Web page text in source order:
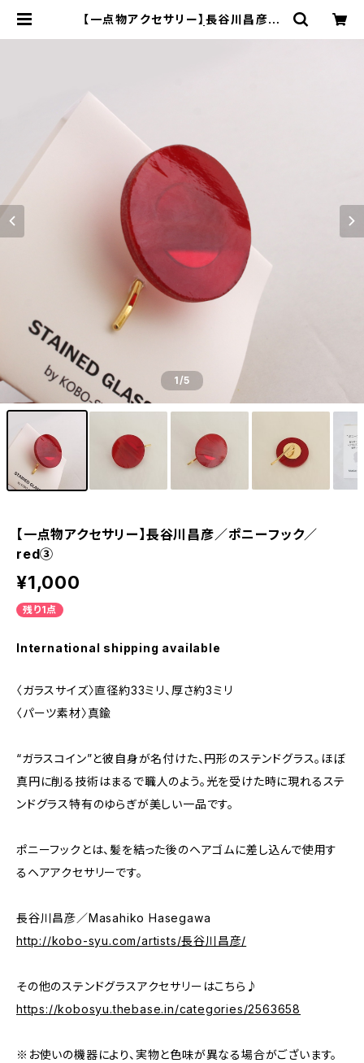
【一点物アクセサリー】長谷川昌彦／
1/5
【一点物アクセサリー】長谷川昌彦／ポニーフック／
red③
¥1,000
残り1点
International shipping available
〈ガラスサイズ〉直径約33ミリ、厚さ約3ミリ
〈パーツ素材〉真鍮
“ガラスコイン”と彼自身が名付けた、円形のステンドグラス。ほぼ
真円に削る技術はまるで職人のよう。光を受けた時に現れるステ
ンドグラス特有のゆらぎが美しい一品です。
ポニーフックとは、髪を結った後のヘアゴムに差し込んで使用す
るヘアアクセサリーです。
長谷川昌彦／Masahiko Hasegawa
http://kobo-syu.com/artists/長谷川昌彦/
その他のステンドグラスアクセサリーはこちら♪
https://kobosyu.thebase.in/categories/2563658
※お使いの機器により、実物と色味が異なる場合がございます。